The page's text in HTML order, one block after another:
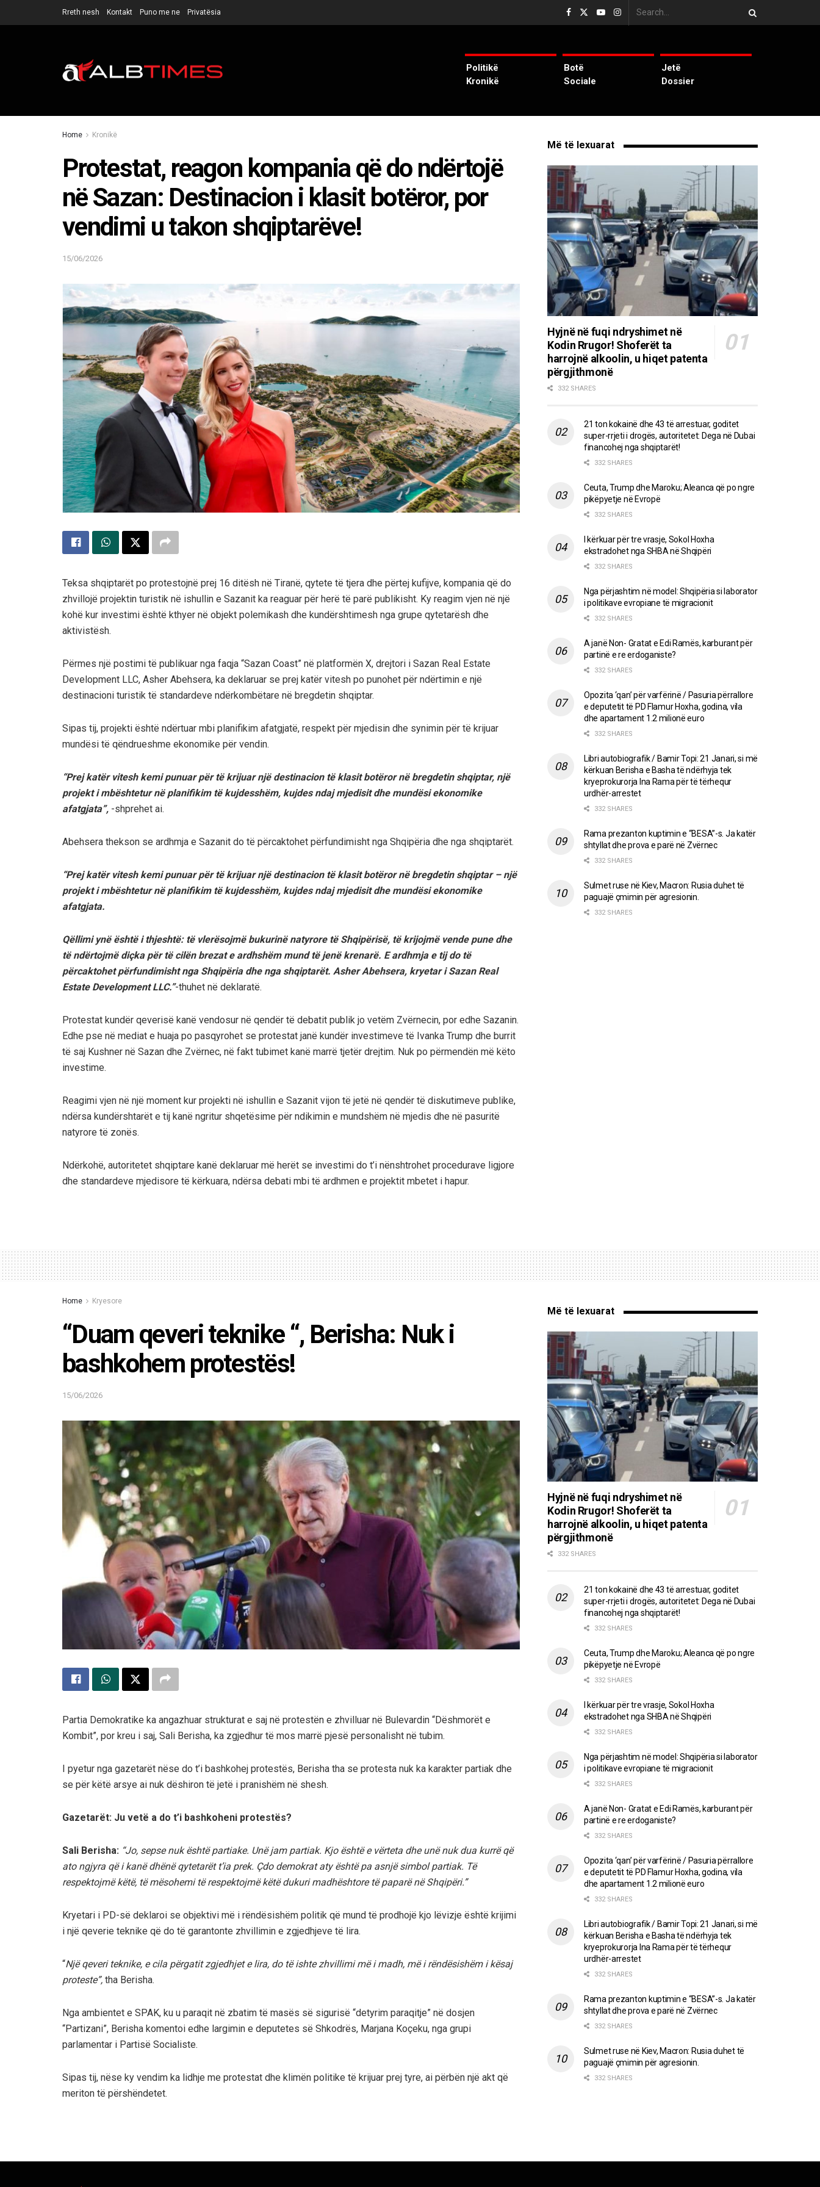
Rreth nesh Kontakt Puno me ne Privatësia
Politikë
Kronikë
Botë
Sociale
Jetë
Dossier
Home Kronikë
Protestat, reagon kompania që do ndërtojë
në Sazan: Destinacion i klasit botëror, por
vendimi u takon shqiptarëve!
15/06/2026
Teksa shqiptarët po protestojnë prej 16 ditësh në Tiranë, qytete të tjera dhe përtej kufijve, kompania që do
zhvillojë projektin turistik në ishullin e Sazanit ka reaguar për herë të parë publikisht. Ky reagim vjen në një
kohë kur investimi është kthyer në objekt polemikash dhe kundërshtimesh nga grupe qytetarësh dhe
aktivistësh.
Përmes një postimi të publikuar nga faqja “Sazan Coast” në platformën X, drejtori i Sazan Real Estate
Development LLC, Asher Abehsera, ka deklaruar se prej katër vitesh po punohet për ndërtimin e një
destinacioni turistik të standardeve ndërkombëtare në bregdetin shqiptar.
Sipas tij, projekti është ndërtuar mbi planifikim afatgjatë, respekt për mjedisin dhe synimin për të krijuar
mundësi të qëndrueshme ekonomike për vendin.
“Prej katër vitesh kemi punuar për të krijuar një destinacion të klasit botëror në bregdetin shqiptar, një
projekt i mbështetur në planifikim të kujdesshëm, kujdes ndaj mjedisit dhe mundësi ekonomike
afatgjata”, -shprehet ai.
Abehsera thekson se ardhmja e Sazanit do të përcaktohet përfundimisht nga Shqipëria dhe nga shqiptarët.
“Prej katër vitesh kemi punuar për të krijuar një destinacion të klasit botëror në bregdetin shqiptar – një
projekt i mbështetur në planifikim të kujdesshëm, kujdes ndaj mjedisit dhe mundësi ekonomike
afatgjata.
Qëllimi ynë është i thjeshtë: të vlerësojmë bukurinë natyrore të Shqipërisë, të krijojmë vende pune dhe
të ndërtojmë diçka për të cilën brezat e ardhshëm mund të jenë krenarë. E ardhmja e tij do të
përcaktohet përfundimisht nga Shqipëria dhe nga shqiptarët. Asher Abehsera, kryetar i Sazan Real
Estate Development LLC.”-thuhet në deklaratë.
Protestat kundër qeverisë kanë vendosur në qendër të debatit publik jo vetëm Zvërnecin, por edhe Sazanin.
Edhe pse në mediat e huaja po pasqyrohet se protestat janë kundër investimeve të Ivanka Trump dhe burrit
të saj Kushner në Sazan dhe Zvërnec, në fakt tubimet kanë marrë tjetër drejtim. Nuk po përmendën më këto
investime.
Reagimi vjen në një moment kur projekti në ishullin e Sazanit vijon të jetë në qendër të diskutimeve publike,
ndërsa kundërshtarët e tij kanë ngritur shqetësime për ndikimin e mundshëm në mjedis dhe në pasuritë
natyrore të zonës.
Ndërkohë, autoritetet shqiptare kanë deklaruar më herët se investimi do t’i nënshtrohet procedurave ligjore
dhe standardeve mjedisore të kërkuara, ndërsa debati mbi të ardhmen e projektit mbetet i hapur.
Më të lexuarat
Hyjnë në fuqi ndryshimet në
Kodin Rrugor! Shoferët ta
harrojnë alkoolin, u hiqet patenta
përgjithmonë
332 SHARES
21 ton kokainë dhe 43 të arrestuar, goditet
super-rrjeti i drogës, autoritetet: Dega në Dubai
financohej nga shqiptarët!
332 SHARES
Ceuta, Trump dhe Maroku; Aleanca që po ngre
pikëpyetje në Evropë
332 SHARES
I kërkuar për tre vrasje, Sokol Hoxha
ekstradohet nga SHBA në Shqipëri
332 SHARES
Nga përjashtim në model: Shqipëria si laborator
i politikave evropiane të migracionit
332 SHARES
A janë Non- Gratat e Edi Ramës, karburant për
partinë e re erdoganiste?
332 SHARES
Opozita ‘qan’ për varfërinë / Pasuria përrallore
e deputetit të PD Flamur Hoxha, godina, vila
dhe apartament 1.2 milionë euro
332 SHARES
Libri autobiografik / Bamir Topi: 21 Janari, si më
kërkuan Berisha e Basha të ndërhyja tek
kryeprokurorja Ina Rama për të tërhequr
urdhër-arrestet
332 SHARES
Rama prezanton kuptimin e “BESA”-s. Ja katër
shtyllat dhe prova e parë në Zvërnec
332 SHARES
Sulmet ruse në Kiev, Macron: Rusia duhet të
paguajë çmimin për agresionin.
332 SHARES
Home Kryesore
“Duam qeveri teknike “, Berisha: Nuk i
bashkohem protestës!
15/06/2026
Partia Demokratike ka angazhuar strukturat e saj në protestën e zhvilluar në Bulevardin “Dëshmorët e
Kombit”, por kreu i saj, Sali Berisha, ka zgjedhur të mos marrë pjesë personalisht në tubim.
I pyetur nga gazetarët nëse do t’i bashkohej protestës, Berisha tha se protesta nuk ka karakter partiak dhe
se për këtë arsye ai nuk dëshiron të jetë i pranishëm në shesh.
Gazetarët: Ju vetë a do t’i bashkoheni protestës?
Sali Berisha: “Jo, sepse nuk është partiake. Unë jam partiak. Kjo është e vërteta dhe unë nuk dua kurrë që
ato ngjyra që i kanë dhënë qytetarët t’ia prek. Çdo demokrat aty është pa asnjë simbol partiak. Të
respektojmë këtë, të mësohemi të respektojmë këtë dukuri madhështore të paparë në Shqipëri.”
Kryetari i PD-së deklaroi se objektivi më i rëndësishëm politik që mund të prodhojë kjo lëvizje është krijimi
i një qeverie teknike që do të garantonte zhvillimin e zgjedhjeve të lira.
“Një qeveri teknike, e cila përgatit zgjedhjet e lira, do të ishte zhvillimi më i madh, më i rëndësishëm i kësaj
proteste”, tha Berisha.
Nga ambientet e SPAK, ku u paraqit në zbatim të masës së sigurisë “detyrim paraqitje” në dosjen
“Partizani”, Berisha komentoi edhe largimin e deputetes së Shkodrës, Marjana Koçeku, nga grupi
parlamentar i Partisë Socialiste.
Sipas tij, nëse ky vendim ka lidhje me protestat dhe klimën politike të krijuar prej tyre, ai përbën një akt që
meriton të përshëndetet.
Më të lexuarat
Hyjnë në fuqi ndryshimet në
Kodin Rrugor! Shoferët ta
harrojnë alkoolin, u hiqet patenta
përgjithmonë
332 SHARES
21 ton kokainë dhe 43 të arrestuar, goditet
super-rrjeti i drogës, autoritetet: Dega në Dubai
financohej nga shqiptarët!
332 SHARES
Ceuta, Trump dhe Maroku; Aleanca që po ngre
pikëpyetje në Evropë
332 SHARES
I kërkuar për tre vrasje, Sokol Hoxha
ekstradohet nga SHBA në Shqipëri
332 SHARES
Nga përjashtim në model: Shqipëria si laborator
i politikave evropiane të migracionit
332 SHARES
A janë Non- Gratat e Edi Ramës, karburant për
partinë e re erdoganiste?
332 SHARES
Opozita ‘qan’ për varfërinë / Pasuria përrallore
e deputetit të PD Flamur Hoxha, godina, vila
dhe apartament 1.2 milionë euro
332 SHARES
Libri autobiografik / Bamir Topi: 21 Janari, si më
kërkuan Berisha e Basha të ndërhyja tek
kryeprokurorja Ina Rama për të tërhequr
urdhër-arrestet
332 SHARES
Rama prezanton kuptimin e “BESA”-s. Ja katër
shtyllat dhe prova e parë në Zvërnec
332 SHARES
Sulmet ruse në Kiev, Macron: Rusia duhet të
paguajë çmimin për agresionin.
332 SHARES